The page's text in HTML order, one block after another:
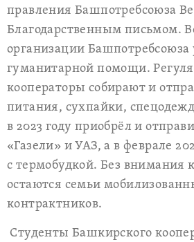
правления Башпотребсоюза
Благодарственным письмом.
организации Башпотребсоюза
гуманитарной помощи.
кооператоры собирают и
питания, сухпайки,
в 2023 году приобрёл и
«Газели» и УАЗ, а в феврале
с термобудкой. Без внимания
остаются семьи
контрактников.
Студенты Башкирского